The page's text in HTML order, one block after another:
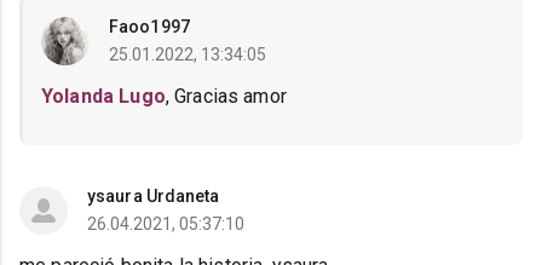
Faoo1997
25.01.2022, 13:34:05
Yolanda Lugo, Gracias amor
ysaura Urdaneta
26.04.2021, 05:37:10